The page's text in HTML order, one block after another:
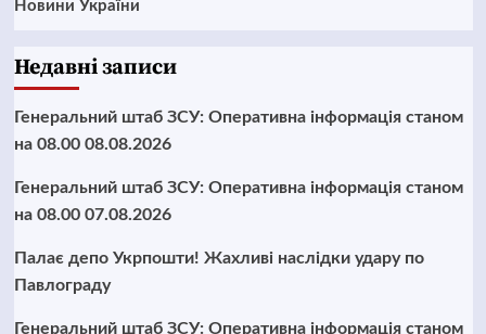
Новини України
Недавні записи
Генеральний штаб ЗСУ: Оперативна інформація станом
на 08.00 08.08.2026
Генеральний штаб ЗСУ: Оперативна інформація станом
на 08.00 07.08.2026
Палає депо Укрпошти! Жахливі наслідки удару по
Павлограду
Генеральний штаб ЗСУ: Оперативна інформація станом